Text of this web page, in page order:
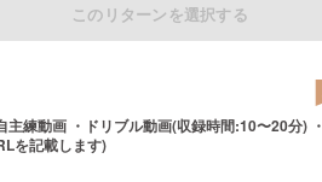
このリターンを選択する
主練動画 ・ドリブル動画(収録時間:10〜20分) ・
を記載します)